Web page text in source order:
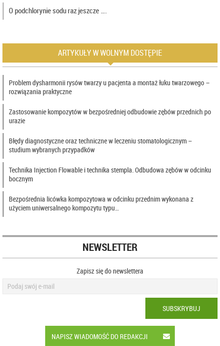
O podchlorynie sodu raz jeszcze ….
ARTYKUŁY W WOLNYM DOSTĘPIE
Problem dysharmonii rysów twarzy u pacjenta a montaż łuku twarzowego –
rozwiązania praktyczne
Zastosowanie kompozytów w bezpośredniej odbudowie zębów przednich po
urazie
Błędy diagnostyczne oraz techniczne w leczeniu stomatologicznym –
studium wybranych przypadków
Technika Injection Flowable i technika stempla. Odbudowa zębów w odcinku
bocznym
Bezpośrednia licówka kompozytowa w odcinku przednim wykonana z
użyciem uniwersalnego kompozytu typu…
NEWSLETTER
Zapisz się do newslettera
SUBSKRYBUJ
NAPISZ WIADOMOŚĆ DO REDAKCJI